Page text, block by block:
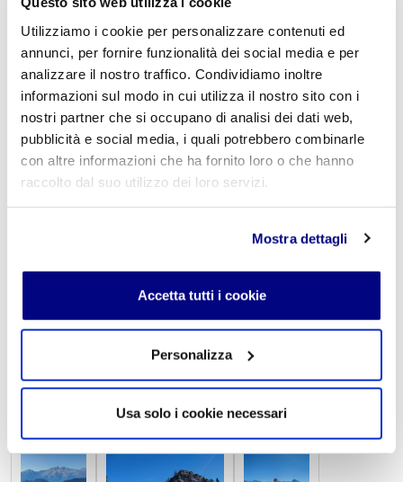
Utilizziamo i cookie per personalizzare contenuti ed
annunci, per fornire funzionalità dei social media e per
analizzare il nostro traffico. Condividiamo inoltre
informazioni sul modo in cui utilizza il nostro sito con i
nostri partner che si occupano di analisi dei dati web,
pubblicità e social media, i quali potrebbero combinarle
con altre informazioni che ha fornito loro o che hanno
raccolto dal suo utilizzo dei loro servizi.
Mostra dettagli
Accetta tutti i cookie
Personalizza
Usa solo i cookie necessari